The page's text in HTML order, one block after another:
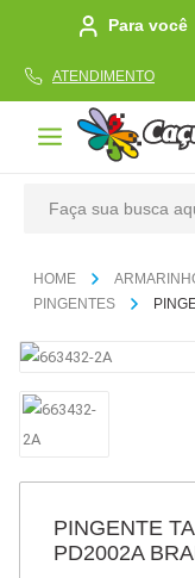
Para você
ATENDIMENTO
PINGENTES
PINGENTE
PD2002A
1º caderno
2
papel